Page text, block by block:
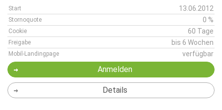
Start 13.06.2012
Stornoquote 0 %
Cookie 60 Tage
Freigabe bis 6 Wochen
Mobil-Landingpage verfügbar
Anmelden
Details